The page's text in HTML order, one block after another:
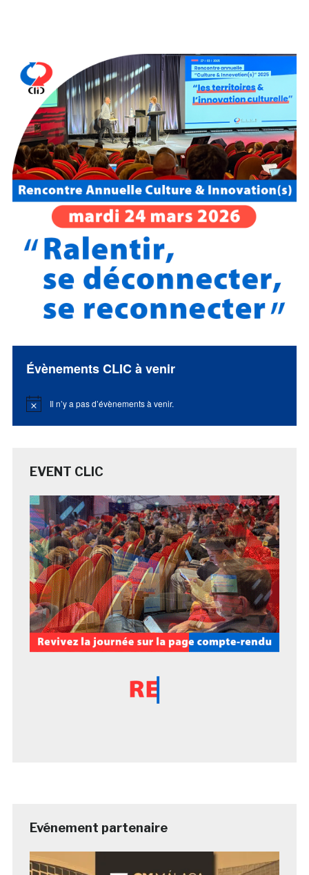
Évènements CLIC à venir
Notice Il n’y a pas d’évènements à venir.
EVENT CLIC
Evénement partenaire